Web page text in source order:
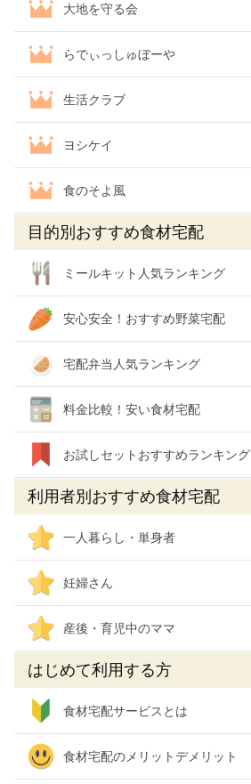
大地を守る会
らでぃっしゅぼーや
生活クラブ
ヨシケイ
食のそよ風
目的別おすすめ食材宅配
ミールキット人気ランキング
安心安全！おすすめ野菜宅配
宅配弁当人気ランキング
料金比較！安い食材宅配
お試しセットおすすめランキング
利用者別おすすめ食材宅配
一人暮らし・単身者
妊婦さん
産後・育児中のママ
はじめて利用する方
食材宅配サービスとは
食材宅配のメリットデメリット